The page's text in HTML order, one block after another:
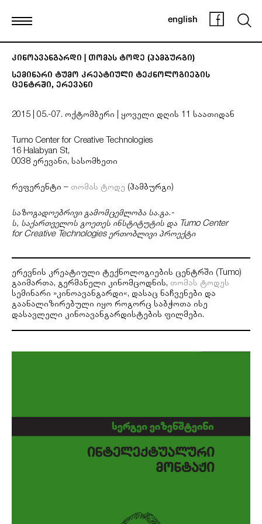
english
კინოავანგარდი | თომას ტოდე (ჰამბურგი)
სემინარი ტუმო კრეატიული ტექნოლოგიების
ცენტრში, ერევანი
2015 | 05.-07. ოქტომბერი | ყოველი დღის 11 საათიდან
Tumo Center for Creative Technologies
16 Halabyan St,
0038 ერევანი, სასომხეთი
რეფერენტი – თომას ტოდე (ჰამბურგი)
საზოგადოებრივი გამომცემლობა სა.გა.-
ს, საქართველოს გოეთეს ინსტიტუტის და Tumo Center
for Creative Technologies ერთობლივი პროექტი
ერევნის კრეატიული ტექნოლოგიების ცენტრში (Tumo)
გაიმართა, გერმანელი კინომცოდნის, თომას ტოდეს
სემინარი »კინოავანგარდი«, დასაც ნაჩვენები და
გაანალიზირებული იყო როგორც საბჭოთა ისე
დასავლელი კინოავანგარდისტების ფილმები.
ტრანსფორმაციის
სივრცეებისკენ
|
თესა
კნაპი
ვორკშოპი
საქართველოს
ინსტიტუტში,
თბილისი
მოდერნულობა-
პოსტმოდერნულობა
/
ტრანსფორმაცია
|
ევა
კრაუსი
(ბონი)
მოხსენება
საქართველოს
გოეთეს
თბილისი
ჰორკჰაიმერის
»განმანათლებლობის
დიალექტიკა«